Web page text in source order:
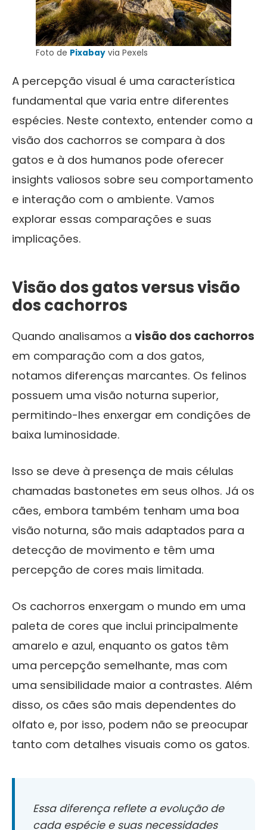
Foto de Pixabay via Pexels
A percepção visual é uma característica
fundamental que varia entre diferentes
espécies. Neste contexto, entender como a
visão dos cachorros se compara à dos
gatos e à dos humanos pode oferecer
insights valiosos sobre seu comportamento
e interação com o ambiente. Vamos
explorar essas comparações e suas
implicações.
Visão dos gatos versus visão
dos cachorros
Quando analisamos a visão dos cachorros
em comparação com a dos gatos,
notamos diferenças marcantes. Os felinos
possuem uma visão noturna superior,
permitindo-lhes enxergar em condições de
baixa luminosidade.
Isso se deve à presença de mais células
chamadas bastonetes em seus olhos. Já os
cães, embora também tenham uma boa
visão noturna, são mais adaptados para a
detecção de movimento e têm uma
percepção de cores mais limitada.
Os cachorros enxergam o mundo em uma
paleta de cores que inclui principalmente
amarelo e azul, enquanto os gatos têm
uma percepção semelhante, mas com
uma sensibilidade maior a contrastes. Além
disso, os cães são mais dependentes do
olfato e, por isso, podem não se preocupar
tanto com detalhes visuais como os gatos.
Essa diferença reflete a evolução de
cada espécie e suas necessidades